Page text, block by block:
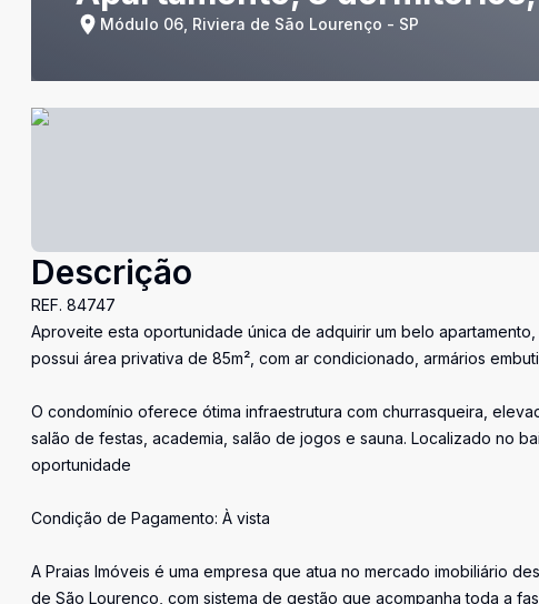
Módulo 06, Riviera de São Lourenço - SP
Descrição
REF. 84747
Aproveite esta oportunidade única de adquirir um belo
possui área privativa de 85m², com ar condicionado, armários
O condomínio oferece ótima infraestrutura com churrasqueira,
salão de festas, academia, salão de jogos e sauna. Localizado no
oportunidade
Condição de Pagamento: À vista
A Praias Imóveis é uma empresa que atua no mercado imobiliário
de São Lourenço, com sistema de gestão que acompanha toda a